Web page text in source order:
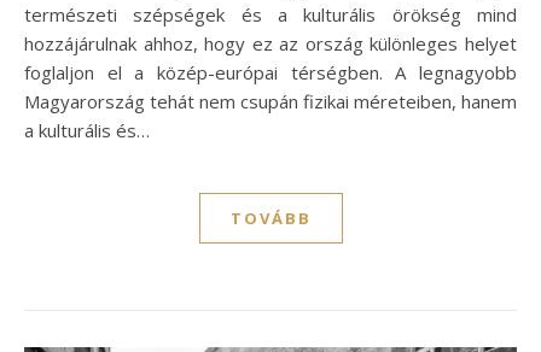
természeti szépségek és a kulturális örökség mind
hozzájárulnak ahhoz, hogy ez az ország különleges helyet
foglaljon el a közép-európai térségben. A legnagyobb
Magyarország tehát nem csupán fizikai méreteiben, hanem
a kulturális és…
TOVÁBB